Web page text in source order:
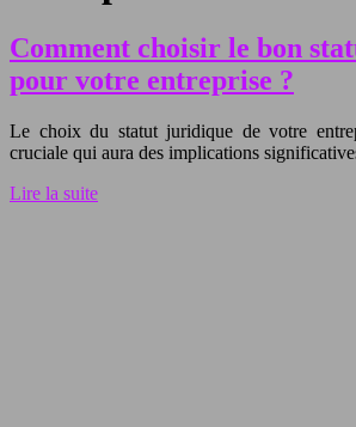
Comment choisir le bon
pour votre entreprise ?
Le choix du statut juridique de votre
cruciale qui aura des implications
Lire la suite